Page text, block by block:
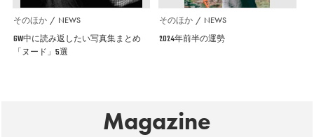
そのほか NEWS
GW中に読み返したい写真集まとめ
「ヌード」5選
そのほか NEWS
2024年前半の運勢
Magazine